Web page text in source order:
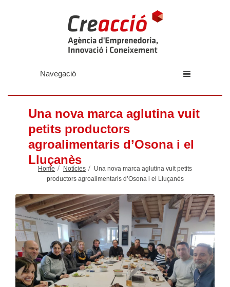
Navegació
Una nova marca aglutina vuit
petits productors
agroalimentaris d’Osona i el
Lluçanès
Home Notícies
Una nova marca aglutina vuit petits
productors agroalimentaris d’Osona i el Lluçanès